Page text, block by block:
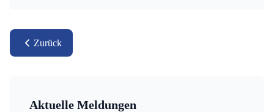
Zurück
Aktuelle Meldungen